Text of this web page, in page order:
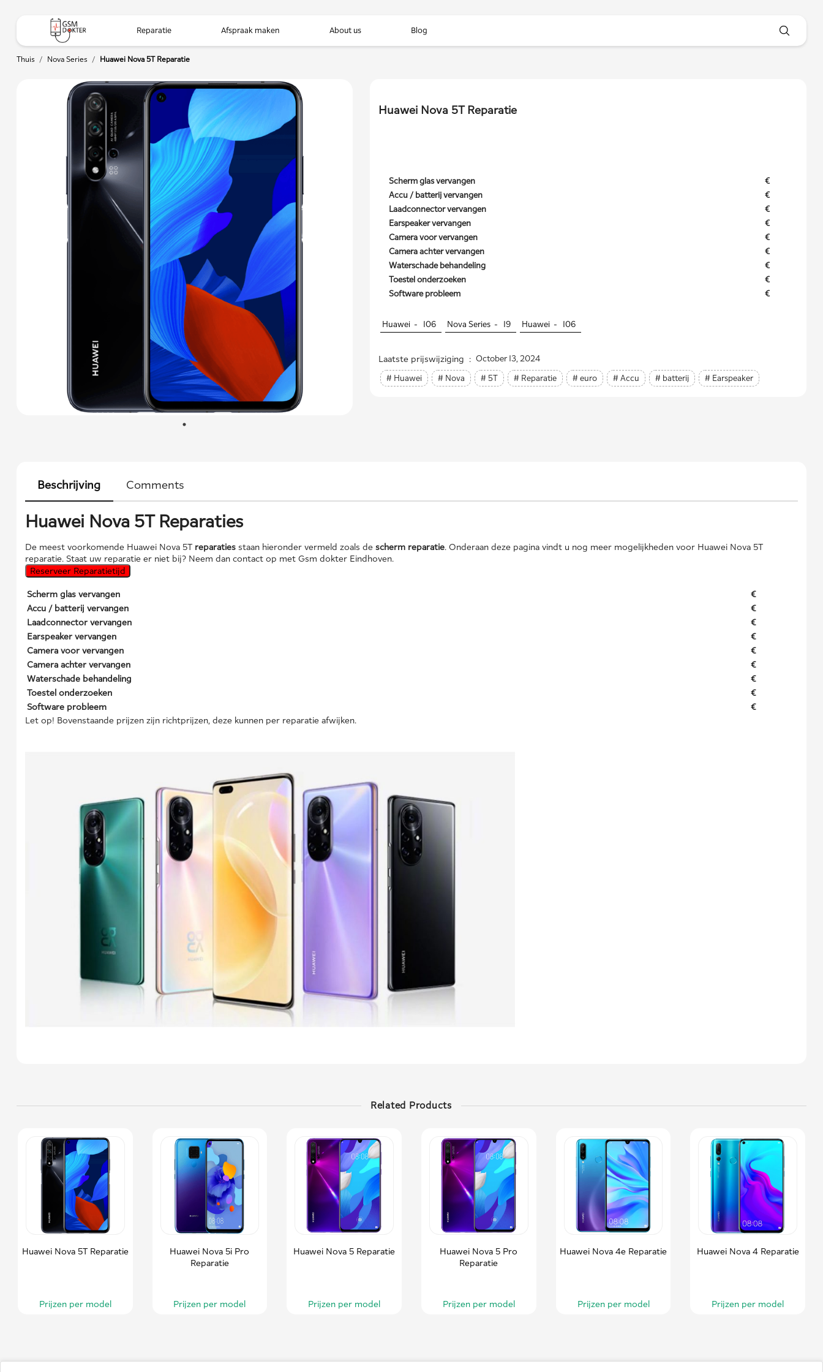
Reparatie Afspraak maken About us Blog
Thuis / Nova Series / Huawei Nova 5T Reparatie
Huawei Nova 5T Reparatie
Scherm glas vervangen
€
Accu / batterij vervangen
€
Laadconnector vervangen
€
Earspeaker vervangen
€
Camera voor vervangen
€
Camera achter vervangen
€
Waterschade behandeling
€
Toestel onderzoeken
€
Software probleem
€
Huawei - 106 Nova Series - 19 Huawei - 106
Laatste prijswijziging : October 13, 2024
# Huawei
# Nova # 5T # Reparatie # euro # Accu # batterij # Earspeaker
Beschrijving Comments
Huawei Nova 5T Reparaties
De meest voorkomende Huawei Nova 5T reparatiesstaan hieronder vermeld zoals de scherm reparatie. Onderaan deze pagina vindt u nog meer mogelijkheden voor Huawei Nova 5T
reparatie. Staat uw reparatie er niet bij? Neem dan contact op met Gsm dokter Eindhoven.
Reserveer Reparatietijd
Scherm glas vervangen
€
Accu / batterij vervangen
€
Laadconnector vervangen
€
Earspeaker vervangen
€
Camera voor vervangen
€
Camera achter vervangen
€
Waterschade behandeling
€
Toestel onderzoeken
€
Software probleem
€
Let op! Bovenstaande prijzen zijn richtprijzen, deze kunnen per reparatie afwijken.
Related Products
Huawei Nova 5T Reparatie
Prijzen per model
Huawei Nova 5i Pro
Reparatie
Prijzen per model
Huawei Nova 5 Reparatie
Prijzen per model
Huawei Nova 5 Pro
Reparatie
Prijzen per model
Huawei Nova 4e Reparatie
Prijzen per model
Huawei Nova 4 Reparatie
Prijzen per model